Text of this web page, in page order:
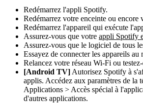
Redémarrez l'appli Spotify.
Redémarrez votre enceinte ou encore
Redémarrez l'appareil qui exécute
Assurez-vous que votre appli Spotify
Assurez-vous que le logiciel de tous
Essayez de connecter les appareils au
Relancez votre réseau Wi-Fi ou
[Android TV] Autorisez Spotify à
applis. Accédez aux paramètres de la
Applications > Accès spécial à
d'autres applications.